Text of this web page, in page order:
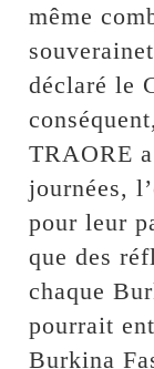
même
déclaré le
TRAORE
journées,
pour leur
que des
chaque
pourrait
Burkina